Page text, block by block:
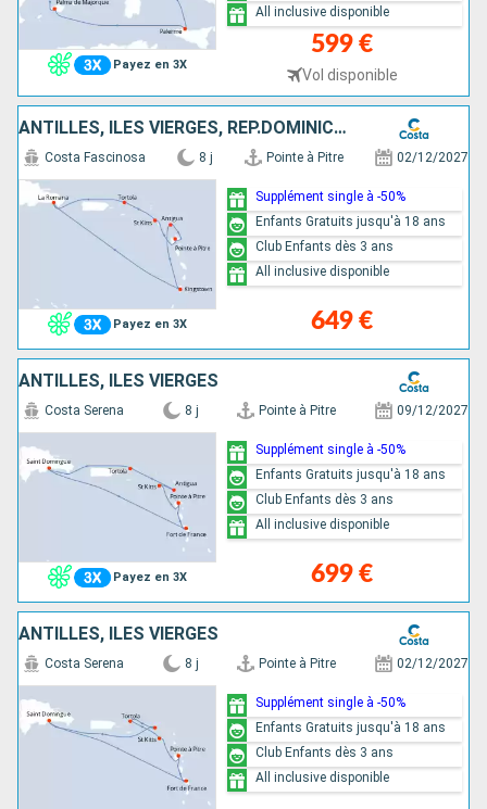
Payez en 3X
599 €
Vol disponible
All inclusive disponible
ANTILLES, ILES VIERGES, RÉP.DOMINICAINE
Payez en 3X
Costa Fascinosa 8 j Pointe à Pitre 02/12/2027
649 €
Supplément single à -50%
Enfants Gratuits jusqu'à 18 ans
Club Enfants dès 3 ans
All inclusive disponible
ANTILLES, ILES VIERGES
Payez en 3X
Costa Serena 8 j Pointe à Pitre 09/12/2027
699 €
Supplément single à -50%
Enfants Gratuits jusqu'à 18 ans
Club Enfants dès 3 ans
All inclusive disponible
ANTILLES, ILES VIERGES
Costa Serena 8 j Pointe à Pitre 02/12/2027
Supplément single à -50%
Enfants Gratuits jusqu'à 18 ans
Club Enfants dès 3 ans
All inclusive disponible